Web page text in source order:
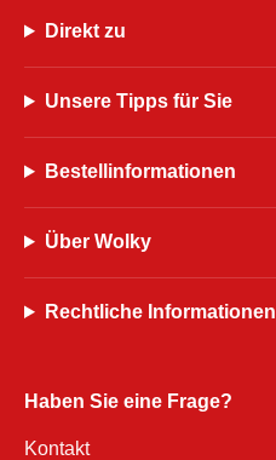
Direkt zu
Unsere Tipps für Sie
Bestellinformationen
Über Wolky
Rechtliche Informationen
Haben Sie eine Frage?
Kontakt